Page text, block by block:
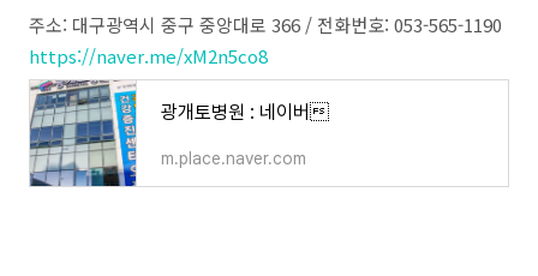
주소: 대구광역시 중구 중앙대로 366 / 전화번호: 053-565-1190
https://naver.me/xM2n5co8
광개토병원 : 네이버
m.place.naver.com